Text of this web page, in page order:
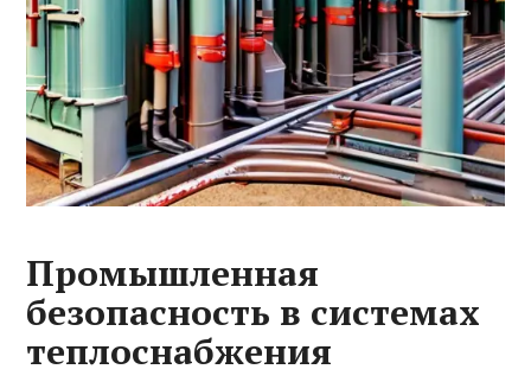
Промышленная
безопасность в системах
теплоснабжения